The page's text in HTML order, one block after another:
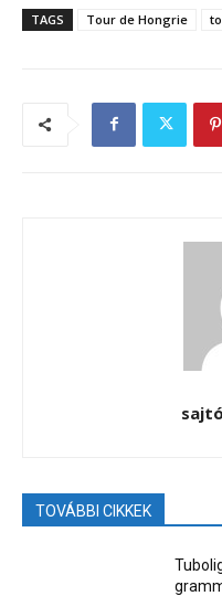
TAGS Tour de Hongrie
TOVÁBBI CIKKEK